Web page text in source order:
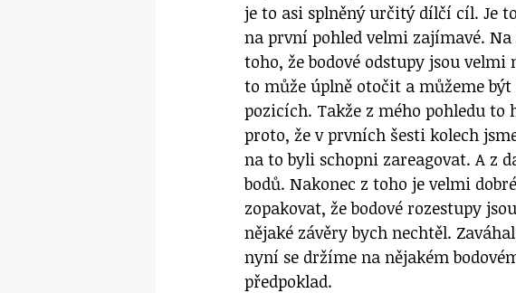
je to asi splněný určitý dílčí cíl. Je
na první pohled velmi zajímavé.
toho, že bodové odstupy jsou
to může úplně otočit a můžeme
pozicích. Takže z mého pohledu
proto, že v prvních šesti kolech
na to byli schopni zareagovat. A z
bodů. Nakonec z toho je velmi
zopakovat, že bodové rozestupy
nějaké závěry bych nechtěl.
nyní se držíme na nějakém
předpoklad.